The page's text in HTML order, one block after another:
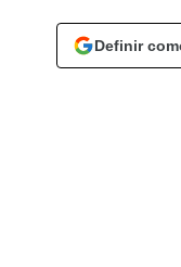
Definir